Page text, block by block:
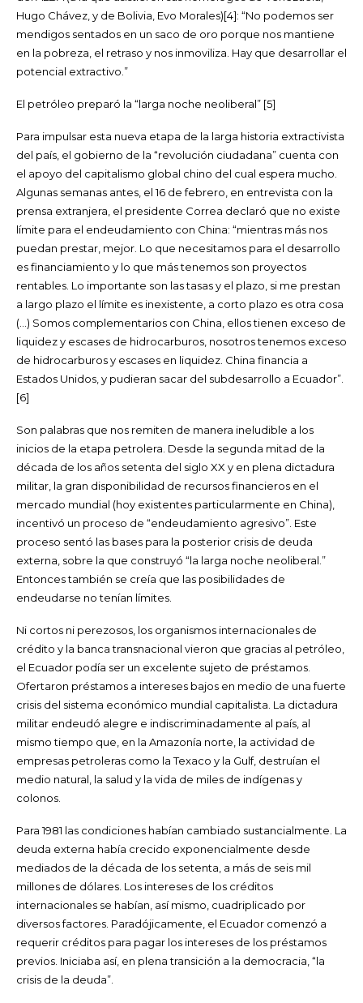
Hugo Chávez, y de Bolivia, Evo Morales)[4]: “No podemos ser
mendigos sentados en un saco de oro porque nos mantiene
en la pobreza, el retraso y nos inmoviliza. Hay que desarrollar el
potencial extractivo.”
El petróleo preparó la “larga noche neoliberal” [5]
Para impulsar esta nueva etapa de la larga historia extractivista
del país, el gobierno de la “revolución ciudadana” cuenta con
el apoyo del capitalismo global chino del cual espera mucho.
Algunas semanas antes, el 16 de febrero, en entrevista con la
prensa extranjera, el presidente Correa declaró que no existe
límite para el endeudamiento con China: “mientras más nos
puedan prestar, mejor. Lo que necesitamos para el desarrollo
es financiamiento y lo que más tenemos son proyectos
rentables. Lo importante son las tasas y el plazo, si me prestan
a largo plazo el límite es inexistente, a corto plazo es otra cosa
(…) Somos complementarios con China, ellos tienen exceso de
liquidez y escases de hidrocarburos, nosotros tenemos exceso
de hidrocarburos y escases en liquidez. China financia a
Estados Unidos, y pudieran sacar del subdesarrollo a Ecuador”.
[6]
Son palabras que nos remiten de manera ineludible a los
inicios de la etapa petrolera. Desde la segunda mitad de la
década de los años setenta del siglo XX y en plena dictadura
militar, la gran disponibilidad de recursos financieros en el
mercado mundial (hoy existentes particularmente en China),
incentivó un proceso de “endeudamiento agresivo”. Este
proceso sentó las bases para la posterior crisis de deuda
externa, sobre la que construyó “la larga noche neoliberal.”
Entonces también se creía que las posibilidades de
endeudarse no tenían límites.
Ni cortos ni perezosos, los organismos internacionales de
crédito y la banca transnacional vieron que gracias al petróleo,
el Ecuador podía ser un excelente sujeto de préstamos.
Ofertaron préstamos a intereses bajos en medio de una fuerte
crisis del sistema económico mundial capitalista. La dictadura
militar endeudó alegre e indiscriminadamente al país, al
mismo tiempo que, en la Amazonía norte, la actividad de
empresas petroleras como la Texaco y la Gulf, destruían el
medio natural, la salud y la vida de miles de indígenas y
colonos.
Para 1981 las condiciones habían cambiado sustancialmente. La
deuda externa había crecido exponencialmente desde
mediados de la década de los setenta, a más de seis mil
millones de dólares. Los intereses de los créditos
internacionales se habían, así mismo, cuadriplicado por
diversos factores. Paradójicamente, el Ecuador comenzó a
requerir créditos para pagar los intereses de los préstamos
previos. Iniciaba así, en plena transición a la democracia, “la
crisis de la deuda”.